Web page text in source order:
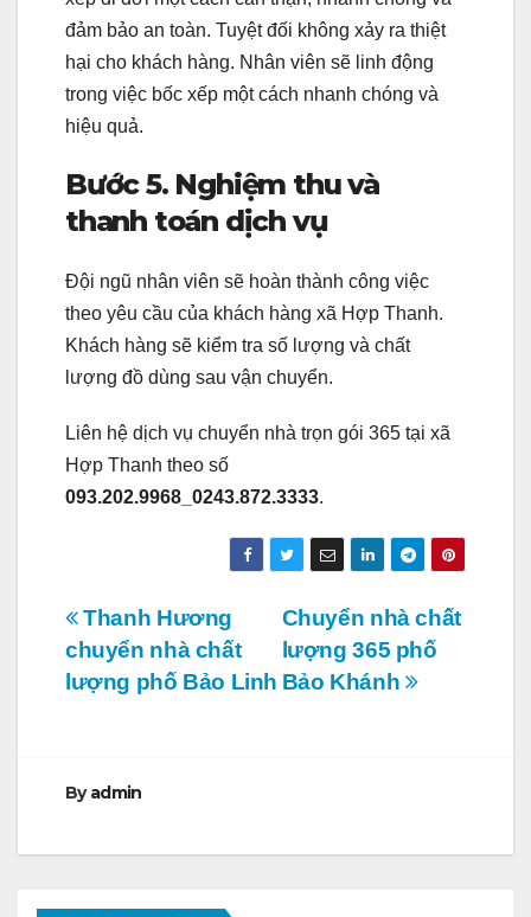
đảm bảo an toàn. Tuyệt đối không xảy ra thiệt
hại cho khách hàng. Nhân viên sẽ linh động
trong việc bốc xếp một cách nhanh chóng và
hiệu quả.
Bước 5. Nghiệm thu và
thanh toán dịch vụ
Đội ngũ nhân viên sẽ hoàn thành công việc
theo yêu cầu của khách hàng xã Hợp Thanh.
Khách hàng sẽ kiểm tra số lượng và chất
lượng đồ dùng sau vận chuyển.
Liên hệ dịch vụ chuyển nhà trọn gói 365 tại xã
Hợp Thanh theo số
093.202.9968_0243.872.3333.
Điều
hướng
viết
Chuyển nhà chất
lượng 365 phố
Bảo Khánh
Thanh Hương
chuyển nhà chất
lượng phố Bảo Linh
Byadmin